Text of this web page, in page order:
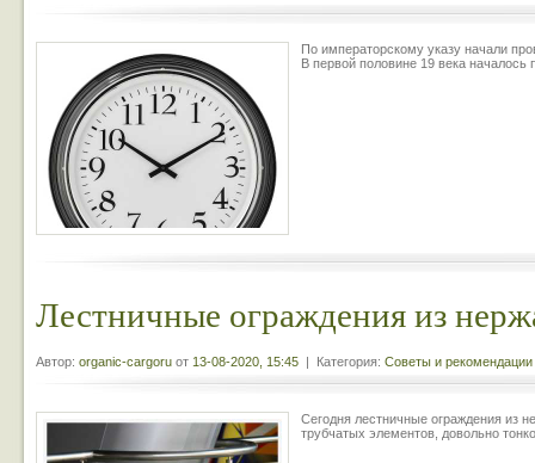
По императорскому указу начали
В первой половине 19 века началось
Лестничные ограждения из
Автор: organic-cargoru от 13-08-2020, 15:45 | Категория: Советы и рекомендации
Сегодня лестничные ограждения из
трубчатых элементов, довольно